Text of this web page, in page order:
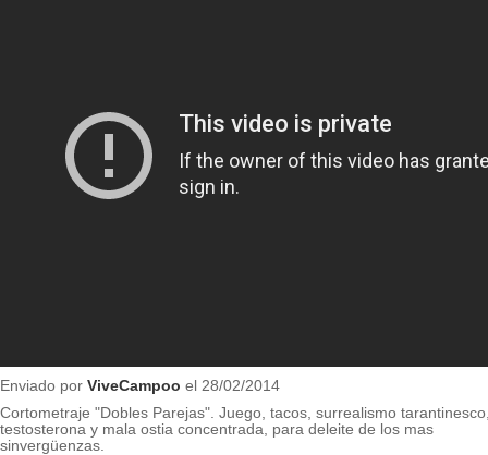
Enviado por ViveCampoo el 28/02/2014
Cortometraje "Dobles Parejas". Juego, tacos, surrealismo
testosterona y mala ostia concentrada, para deleite de los mas
sinvergüenzas.